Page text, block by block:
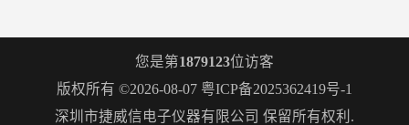
您是第1879123位访客
版权所有 ©2026-08-07 粤ICP备2025362419号-1
深圳市捷威信电子仪器有限公司 保留所有权利.